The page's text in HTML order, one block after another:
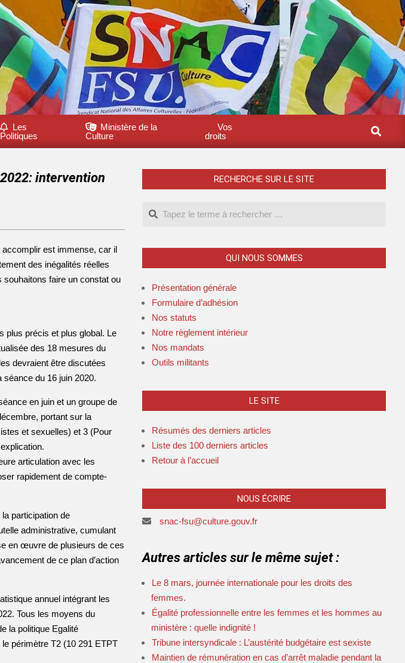
Les
Politiques
Ministère de la
Culture
Vos
droits
intervention
accomplir est immense, car il
des inégalités réelles
souhaitons faire un constat ou
plus précis et plus global. Le
des 18 mesures du
devraient être discutées
séance du 16 juin 2020.
en juin et un groupe de
portant sur la
et sexuelles) et 3 (Pour
articulation avec les
rapidement de compte-
participation de
administrative, cumulant
en œuvre de plusieurs de ces
de ce plan d’action
annuel intégrant les
Tous les moyens du
la politique Egalité
périmètre T2 (10 291 ETPT
RECHERCHE SUR LE SITE
QUI NOUS SOMMES
Présentation générale
Formulaire d’adhésion
Nos statuts
Notre règlement intérieur
Nos mandats
Outils militants
LE SITE
Résumés des derniers articles
Liste des 100 derniers articles
Retour à l’accueil
NOUS ÉCRIRE
snac-fsu@culture.gouv.fr
Autres articles sur le même sujet :
Le 8 mars, journée internationale pour les droits des
femmes.
Égalité professionnelle entre les femmes et les hommes au
ministère : quelle indignité !
Tribune intersyndicale : L’austérité budgétaire est sexiste
Maintien de rémunération en cas d’arrêt maladie pendant la